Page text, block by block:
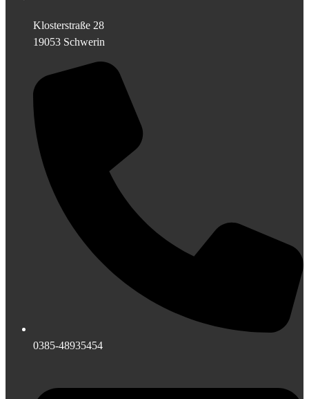
Klosterstraße 28
19053 Schwerin
0385-48935454